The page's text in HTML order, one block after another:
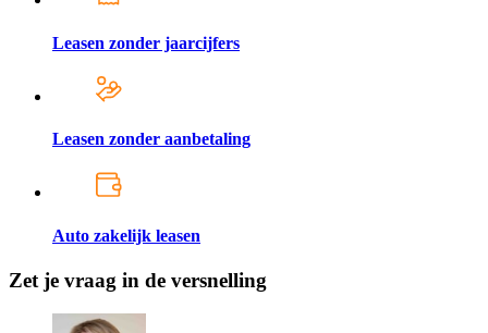
Leasen zonder jaarcijfers
Leasen zonder aanbetaling
Auto zakelijk leasen
Zet je vraag in de versnelling